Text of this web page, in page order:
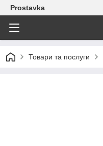
Prostavka
Товари та послуги